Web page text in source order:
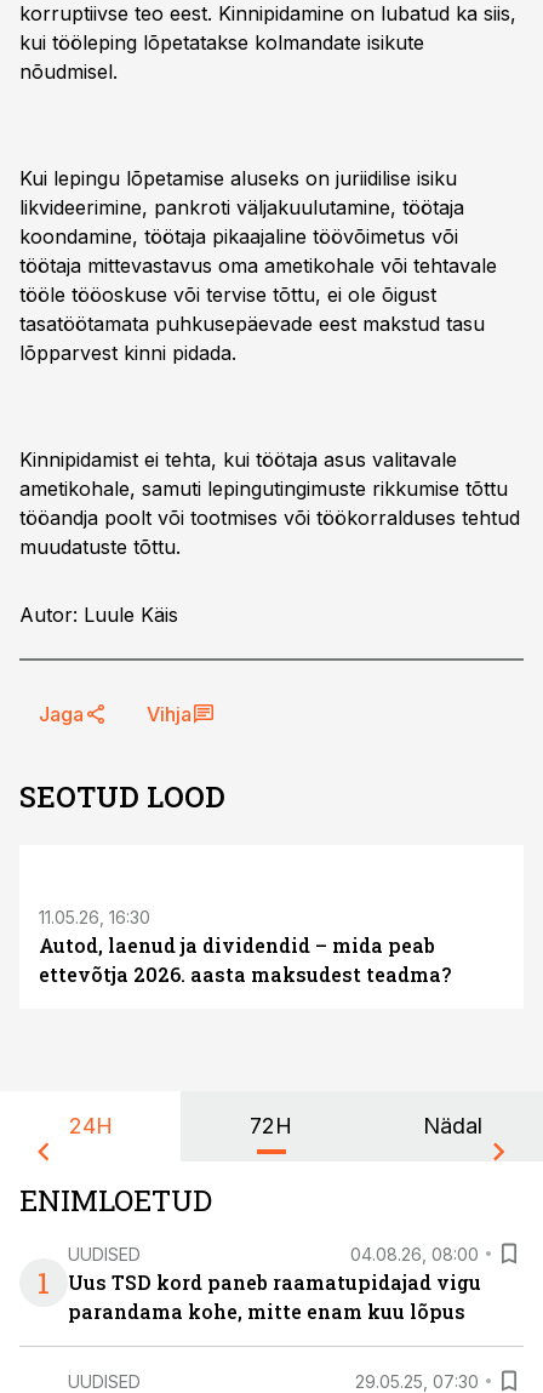
korruptiivse teo eest. Kinnipidamine on lubatud ka siis,
kui tööleping lõpetatakse kolmandate isikute
nõudmisel.
Kui lepingu lõpetamise aluseks on juriidilise isiku
likvideerimine, pankroti väljakuulutamine, töötaja
koondamine, töötaja pikaajaline töövõimetus või
töötaja mittevastavus oma ametikohale või tehtavale
tööle tööoskuse või tervise tõttu, ei ole õigust
tasatöötamata puhkusepäevade eest makstud tasu
lõpparvest kinni pidada.
Kinnipidamist ei tehta, kui töötaja asus valitavale
ametikohale, samuti lepingutingimuste rikkumise tõttu
tööandja poolt või tootmises või töökorralduses tehtud
muudatuste tõttu.
Autor: Luule Käis
Jaga Vihja
SEOTUD LOOD
11.05.26, 16:30
Autod, laenud ja dividendid – mida peab
ettevõtja 2026. aasta maksudest teadma?
24H 72H Nädal
ENIMLOETUD
1
UUDISED 04.08.26, 08:00
Uus TSD kord paneb raamatupidajad vigu
parandama kohe, mitte enam kuu lõpus
UUDISED 29.05.25, 07:30